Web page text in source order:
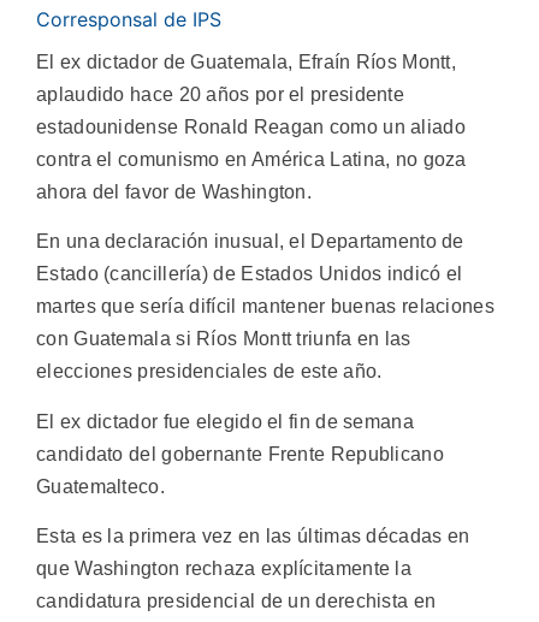
Corresponsal de IPS
El ex dictador de Guatemala, Efraín Ríos Montt,
aplaudido hace 20 años por el presidente
estadounidense Ronald Reagan como un aliado
contra el comunismo en América Latina, no goza
ahora del favor de Washington.
En una declaración inusual, el Departamento de
Estado (cancillería) de Estados Unidos indicó el
martes que sería difícil mantener buenas relaciones
con Guatemala si Ríos Montt triunfa en las
elecciones presidenciales de este año.
El ex dictador fue elegido el fin de semana
candidato del gobernante Frente Republicano
Guatemalteco.
Esta es la primera vez en las últimas décadas en
que Washington rechaza explícitamente la
candidatura presidencial de un derechista en